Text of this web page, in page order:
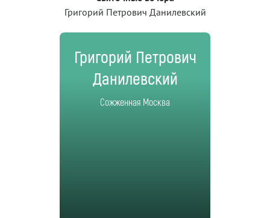
Григорий Петрович Данилевский
Григорий Петрович
Данилевский
Сожженная Москва